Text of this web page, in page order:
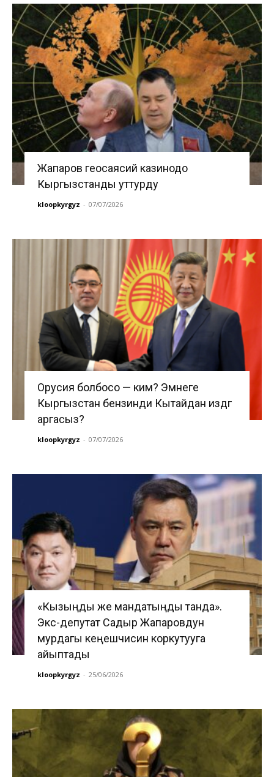
Жапаров геосаясий казинодо
Кыргызстанды уттурду
kloopkyrgyz - 07/07/2026
Орусия болбосо — ким? Эмнеге
Кыргызстан бензинди Кытайдан издөөгө
аргасыз?
kloopkyrgyz - 07/07/2026
«Кызыңды же мандатыңды танда».
Экс-депутат Садыр Жапаровдун
мурдагы кеңешчисин коркутууга
айыптады
kloopkyrgyz - 25/06/2026